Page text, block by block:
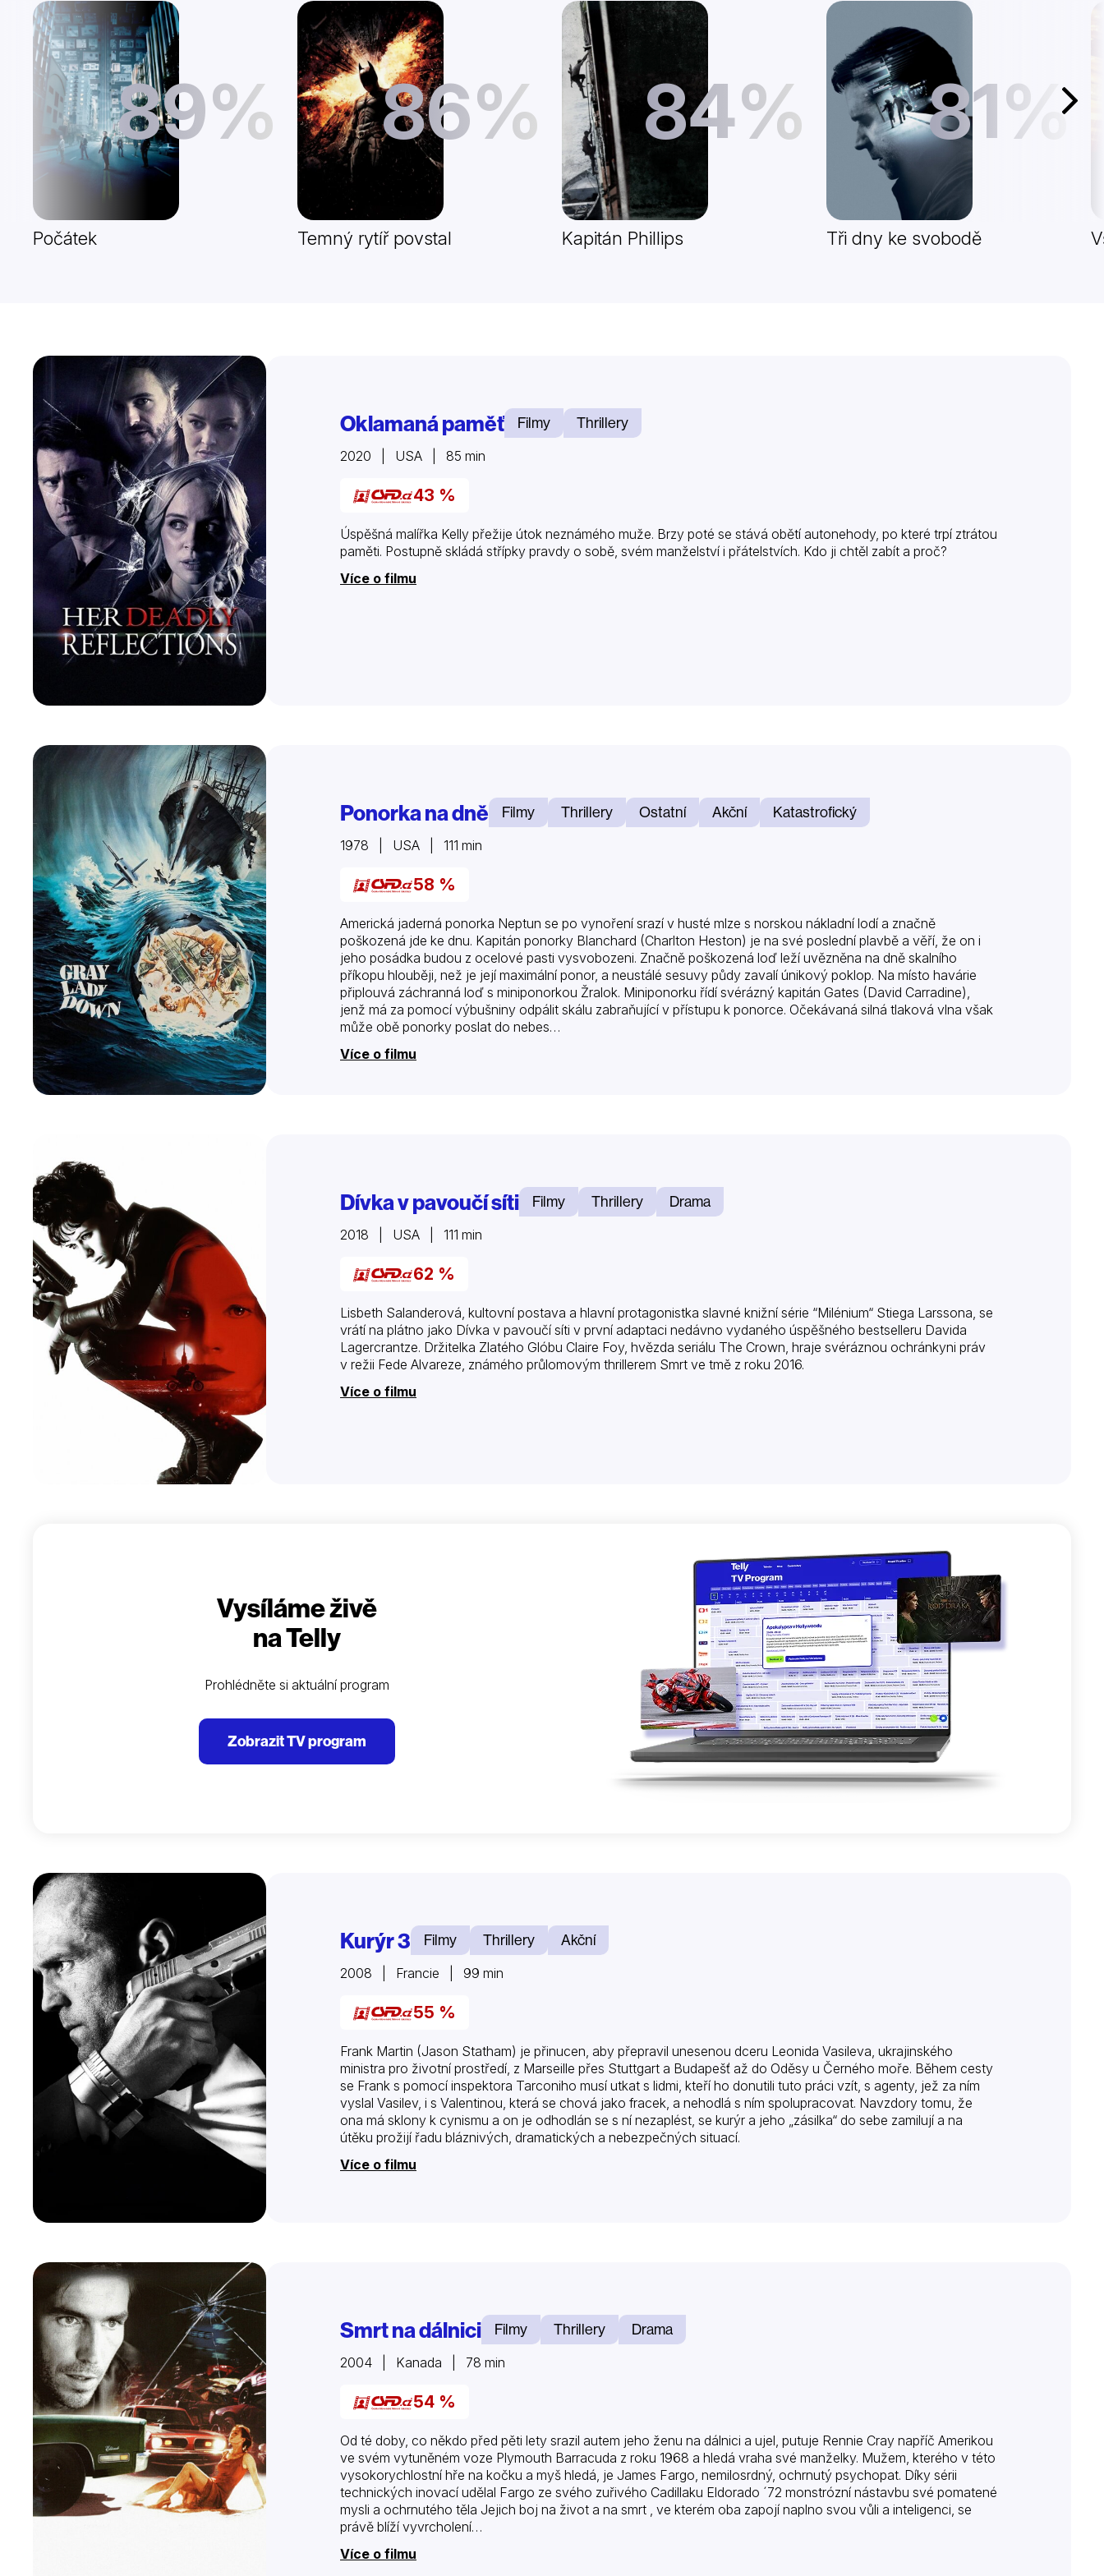
Další
89%
Počátek
86%
Temný rytíř povstal
84%
Kapitán Phillips
81%
Tři dny ke svobodě
Oklamaná paměť Filmy Thrillery
2020 | USA | 85 min
43 %
Úspěšná malířka Kelly přežije útok neznámého muže. Brzy poté se stává obětí autonehody, po které trpí ztrátou
paměti. Postupně skládá střípky pravdy o sobě, svém manželství i přátelstvích. Kdo ji chtěl zabít a proč?
Více o filmu
Ponorka na dně Filmy Thrillery Ostatní Akční Katastrofický
1978 | USA | 111 min
58 %
Americká jaderná ponorka Neptun se po vynoření srazí v husté mlze s norskou nákladní lodí a značně
poškozená jde ke dnu. Kapitán ponorky Blanchard (Charlton Heston) je na své poslední plavbě a věří, že on i
jeho posádka budou z ocelové pasti vysvobozeni. Značně poškozená loď leží uvězněna na dně skalního
příkopu hlouběji, než je její maximální ponor, a neustálé sesuvy půdy zavalí únikový poklop. Na místo havárie
připlouvá záchranná loď s miniponorkou Žralok. Miniponorku řídí svérázný kapitán Gates (David Carradine),
jenž má za pomocí výbušniny odpálit skálu zabraňující v přístupu k ponorce. Očekávaná silná tlaková vlna však
může obě ponorky poslat do nebes…
Více o filmu
Dívka v pavoučí síti Filmy Thrillery Drama
2018 | USA | 111 min
62 %
Lisbeth Salanderová, kultovní postava a hlavní protagonistka slavné knižní série “Milénium“ Stiega Larssona, se
vrátí na plátno jako Dívka v pavoučí síti v první adaptaci nedávno vydaného úspěšného bestselleru Davida
Lagercrantze. Držitelka Zlatého Glóbu Claire Foy, hvězda seriálu The Crown, hraje svéráznou ochránkyni práv
v režii Fede Alvareze, známého průlomovým thrillerem Smrt ve tmě z roku 2016.
Více o filmu
Vysíláme živě
na Telly
Prohlédněte si aktuální program
Zobrazit TV program
Kurýr 3 Filmy Thrillery Akční
2008 | Francie | 99 min
55 %
Frank Martin (Jason Statham) je přinucen, aby přepravil unesenou dceru Leonida Vasileva, ukrajinského
ministra pro životní prostředí, z Marseille přes Stuttgart a Budapešť až do Oděsy u Černého moře. Během cesty
se Frank s pomocí inspektora Tarconiho musí utkat s lidmi, kteří ho donutili tuto práci vzít, s agenty, jež za ním
vyslal Vasilev, i s Valentinou, která se chová jako fracek, a nehodlá s ním spolupracovat. Navzdory tomu, že
ona má sklony k cynismu a on je odhodlán se s ní nezaplést, se kurýr a jeho „zásilka“ do sebe zamilují a na
útěku prožijí řadu bláznivých, dramatických a nebezpečných situací.
Více o filmu
Smrt na dálnici Filmy Thrillery Drama
2004 | Kanada | 78 min
54 %
Od té doby, co někdo před pěti lety srazil autem jeho ženu na dálnici a ujel, putuje Rennie Cray napříč Amerikou
ve svém vytuněném voze Plymouth Barracuda z roku 1968 a hledá vraha své manželky. Mužem, kterého v této
vysokorychlostní hře na kočku a myš hledá, je James Fargo, nemilosrdný, ochrnutý psychopat. Díky sérii
technických inovací udělal Fargo ze svého zuřivého Cadillaku Eldorado ´72 monstrózní nástavbu své pomatené
mysli a ochrnutého těla Jejich boj na život a na smrt , ve kterém oba zapojí naplno svou vůli a inteligenci, se
právě blíží vyvrcholení…
Více o filmu